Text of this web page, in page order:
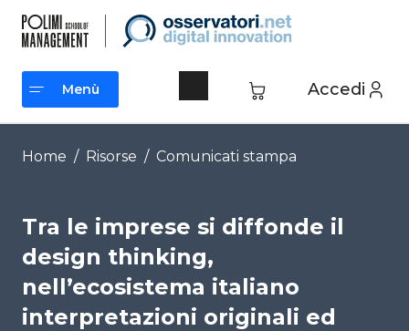
contenuto
Accedi
Menù
Menù
Home / Risorse / Comunicati stampa
Tra le imprese si diffonde il
design thinking,
nell’ecosistema italiano
interpretazioni originali ed